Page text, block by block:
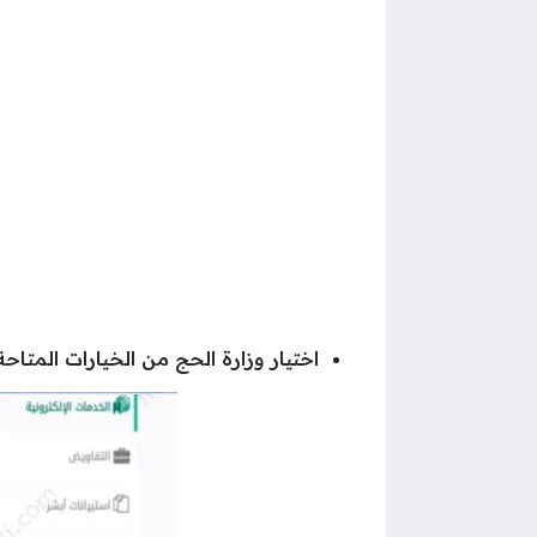
اختيار وزارة الحج من الخيارات